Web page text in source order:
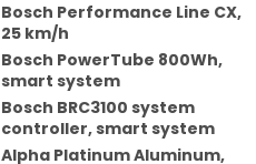
Bosch Performance Line CX,
25 km/h
Bosch PowerTube 800Wh,
smart system
Bosch BRC3100 system
controller, smart system
Alpha Platinum Aluminum,